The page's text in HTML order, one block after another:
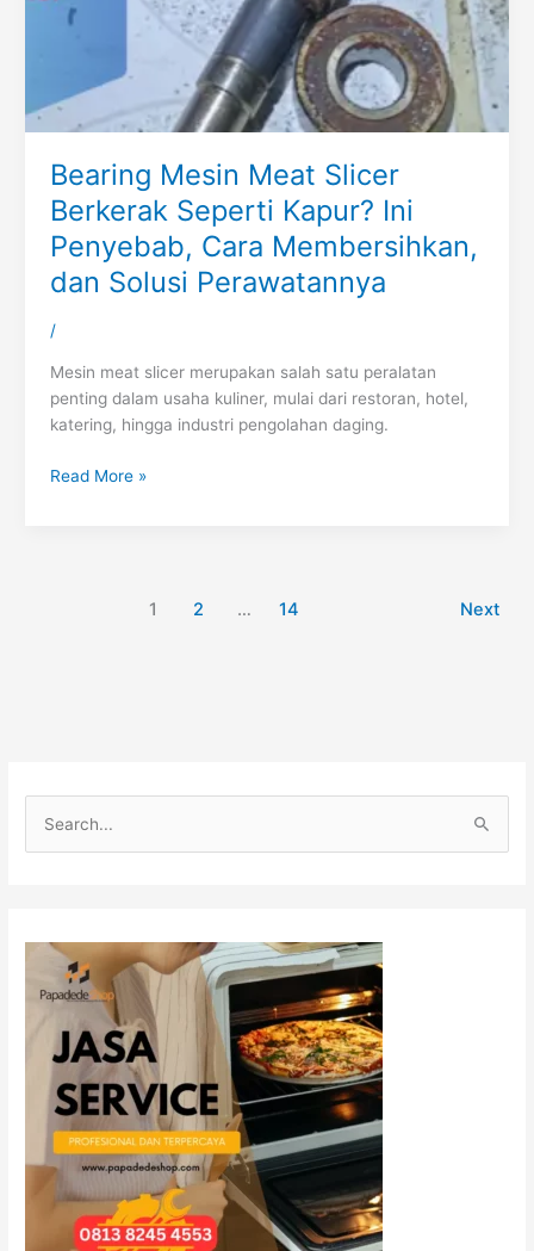
Bearing Mesin Meat Slicer
Berkerak Seperti Kapur? Ini
Penyebab, Cara Membersihkan,
dan Solusi Perawatannya
/
Mesin meat slicer merupakan salah satu peralatan
penting dalam usaha kuliner, mulai dari restoran, hotel,
katering, hingga industri pengolahan daging.
Read More »
1 2 … 14 Next